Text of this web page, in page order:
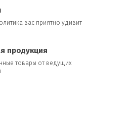
вас приятно удивит
продукция
товары от ведущих